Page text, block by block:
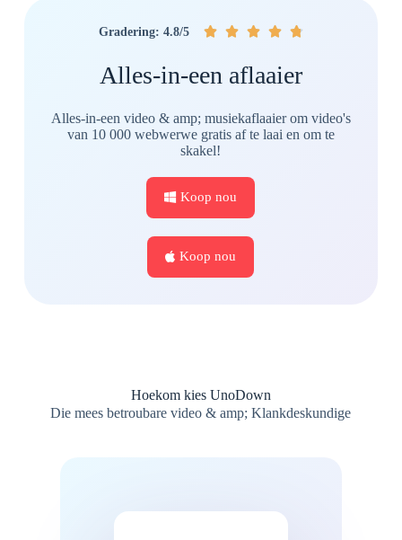
Gradering: 4.8/5     
Alles-in-een aflaaier
Alles-in-een video & amp; musiekaflaaier om video's
van 10 000 webwerwe gratis af te laai en om te
skakel!
Koop nou
Koop nou
Hoekom kies UnoDown
Die mees betroubare video & amp; Klankdeskundige